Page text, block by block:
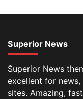
Superior News
Superior News
excellent for
sites. Amazing,